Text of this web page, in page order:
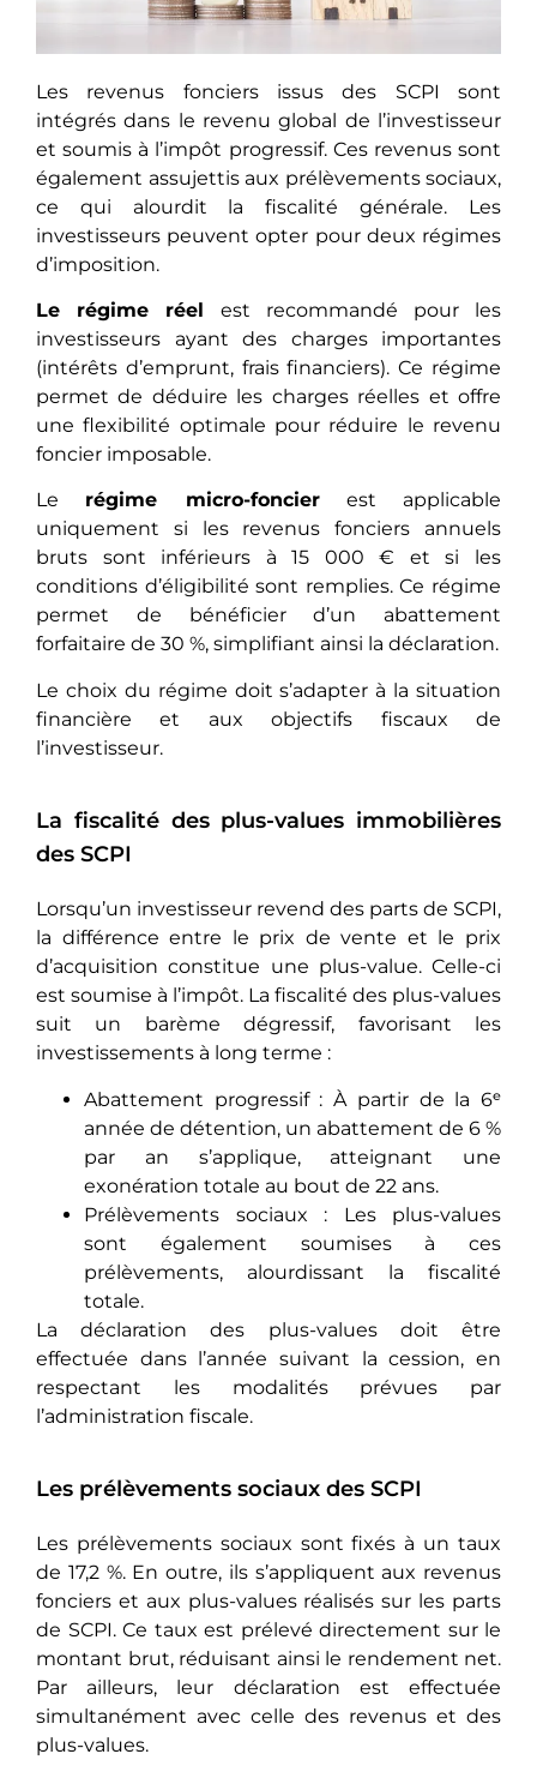
Les revenus fonciers issus des SCPI sont
intégrés dans le revenu global de l’investisseur
et soumis à l’impôt progressif. Ces revenus sont
également assujettis aux prélèvements sociaux,
ce qui alourdit la fiscalité générale. Les
investisseurs peuvent opter pour deux régimes
d’imposition.
Le régime réel est recommandé pour les
investisseurs ayant des charges importantes
(intérêts d’emprunt, frais financiers). Ce régime
permet de déduire les charges réelles et offre
une flexibilité optimale pour réduire le revenu
foncier imposable.
Le régime micro-foncierest applicable
uniquement si les revenus fonciers annuels
bruts sont inférieurs à 15 000 € et si les
conditions d’éligibilité sont remplies. Ce régime
permet de bénéficier d’un abattement
forfaitaire de 30 %, simplifiant ainsi la déclaration.
Le choix du régime doit s’adapter à la situation
financière et aux objectifs fiscaux de
l’investisseur.
La fiscalité des plus-values immobilières
des SCPI
Lorsqu’un investisseur revend des parts de SCPI,
la différence entre le prix de vente et le prix
d’acquisition constitue une plus-value. Celle-ci
est soumise à l’impôt. La fiscalité des plus-values
suit un barème dégressif, favorisant les
investissements à long terme :
Abattement progressif : À partir de la 6ᵉ
année de détention, un abattement de 6 %
par an s’applique, atteignant une
exonération totale au bout de 22 ans.
Prélèvements sociaux : Les plus-values
sont également soumises à ces
prélèvements, alourdissant la fiscalité
totale.
La déclaration des plus-values doit être
effectuée dans l’année suivant la cession, en
respectant les modalités prévues par
l’administration fiscale.
Les prélèvements sociaux des SCPI
Les prélèvements sociaux sont fixés à un taux
de 17,2 %. En outre, ils s’appliquent aux revenus
fonciers et aux plus-values réalisés sur les parts
de SCPI. Ce taux est prélevé directement sur le
montant brut, réduisant ainsi le rendement net.
Par ailleurs, leur déclaration est effectuée
simultanément avec celle des revenus et des
plus-values.